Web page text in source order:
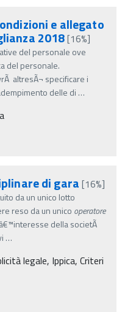
e allegato
2018[16%]
del personale ove
del personale.
altresÃ¬ specificare i
delle di …
di gara [16%]
da un unico lotto
reso da un unico operatore
della societÃ
…
legale, Ippica, Criteri